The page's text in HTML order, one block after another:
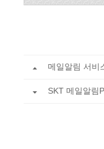
메일알림 서비
SKT 메일알림